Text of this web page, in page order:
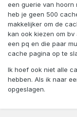
een guerie van hoorn
heb je geen 500
makkelijker om de
kan ook kiezen om
een pq en die paar
cache pagina op te
Ik hoef ook niet alle
hebben. Als ik naar
opgeslagen.